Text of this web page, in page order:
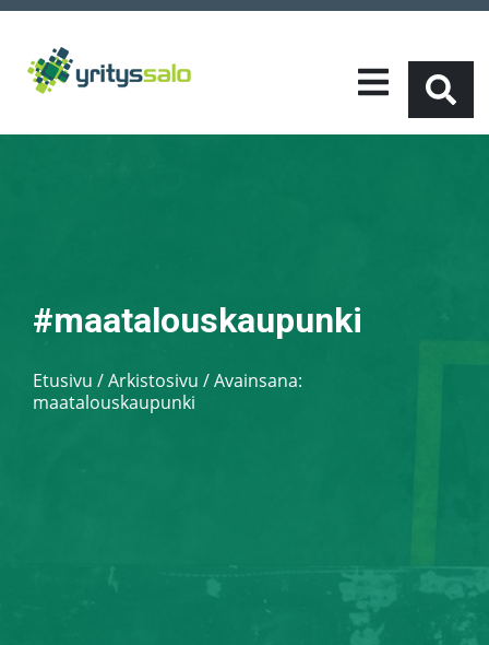
#maatalouskaupunki
Etusivu /Arkistosivu / Avainsana:
maatalouskaupunki